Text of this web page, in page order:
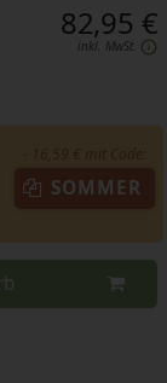
82,95 €
inkl. MwSt.
SOMMER